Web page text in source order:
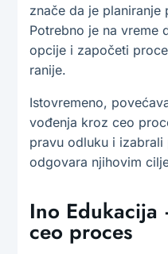
znače da je planiranje
Potrebno je na vreme
opcije i započeti
ranije.
Istovremeno,
vođenja kroz ceo
pravu odluku i
odgovara njihovim
Ino
ceo proces